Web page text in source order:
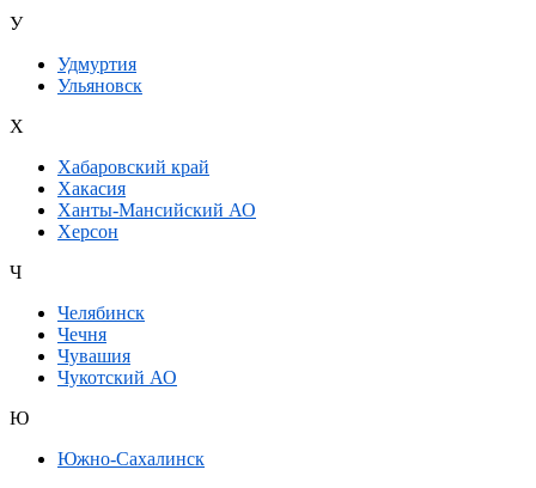
У
Удмуртия
Ульяновск
Х
Хабаровский край
Хакасия
Ханты-Мансийский АО
Херсон
Ч
Челябинск
Чечня
Чувашия
Чукотский АО
Ю
Южно-Сахалинск